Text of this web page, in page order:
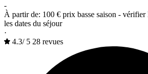
-
À partir de: 100 € prix basse saison -
les dates du séjour
·
4.3/ 5 28 revues